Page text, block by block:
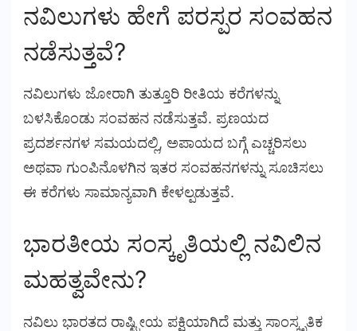
ನವಿಲುಗಳು ಹೇಗೆ ಪರಸ್ಪರ ಸಂವಹನ
ನಡೆಸುತ್ತವೆ?
ನವಿಲುಗಳು ಜೋರಾಗಿ ತುತ್ತೂರಿ ರೀತಿಯ ಕರೆಗಳನ್ನು
ಬಳಸಿಕೊಂಡು ಸಂವಹನ ನಡೆಸುತ್ತವೆ. ಪ್ರಣಯದ
ಪ್ರದರ್ಶನಗಳ ಸಮಯದಲ್ಲಿ, ಅಪಾಯದ ಬಗ್ಗೆ ಎಚ್ಚರಿಸಲು
ಅಥವಾ ಗುಂಪಿನೊಳಗಿನ ಇತರ ಸಂವಹನಗಳನ್ನು ಸೂಚಿಸಲು
ಈ ಕರೆಗಳು ಸಾಮಾನ್ಯವಾಗಿ ಕೇಳಲ್ಪಡುತ್ತವೆ.
ಭಾರತೀಯ ಸಂಸ್ಕೃತಿಯಲ್ಲಿ ನವಿಲಿನ
ಮಹತ್ವವೇನು?
ನವಿಲು ಭಾರತದ ರಾಷ್ಟ್ರೀಯ ಪಕ್ಷಿಯಾಗಿದೆ ಮತ್ತು ಸಾಂಸ್ಕೃತಿಕ